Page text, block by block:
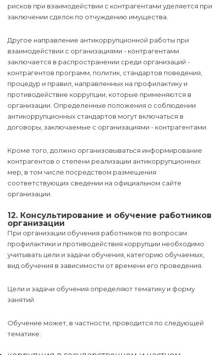
рисков при взаимодействии с контрагентами уделяется при
заключении сделок по отчуждению имущества.
Другое направление антикоррупционной работы при
взаимодействии с организациями - контрагентами
заключается в распространении среди организаций -
контрагентов программ, политик, стандартов поведения,
процедур и правил, направленных на профилактику и
противодействие коррупции, которые применяются в
организации. Определенные положения о соблюдении
антикоррупционных стандартов могут включаться в
договоры, заключаемые с организациями - контрагентами.
Кроме того, должно организовываться информирование
контрагентов о степени реализации антикоррупционных
мер, в том числе посредством размещения
соответствующих сведении на официальном сайте
организации.
12. Консультирование и обучение работников
организации
При организации обучения работников по вопросам
профилактики и противодействия коррупции необходимо
учитывать цели и задачи обучения, категорию обучаемых,
вид обучения в зависимости от времени его проведения.
Цели и задачи обучения определяют тематику и форму
занятий.
Обучение может, в частности, проводится по следующей
тематике: